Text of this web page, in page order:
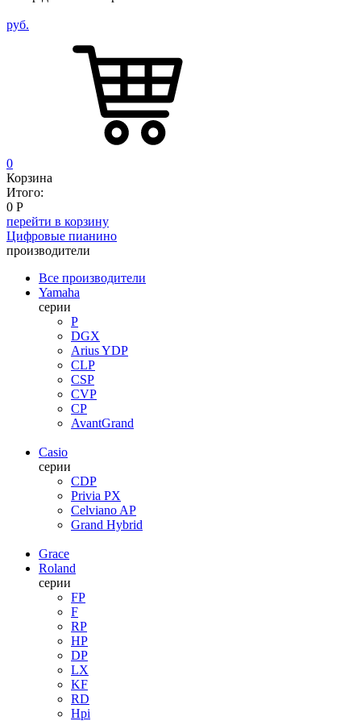
руб.
0
Корзина
Итого:
0 Р
перейти в корзину
Цифровые пианино
производители
Все производители
Yamaha
серии
P
DGX
Arius YDP
CLP
CSP
CVP
CP
AvantGrand
Casio
серии
CDP
Privia PX
Celviano AP
Grand Hybrid
Grace
Roland
серии
FP
F
RP
HP
DP
LX
KF
RD
Hpi